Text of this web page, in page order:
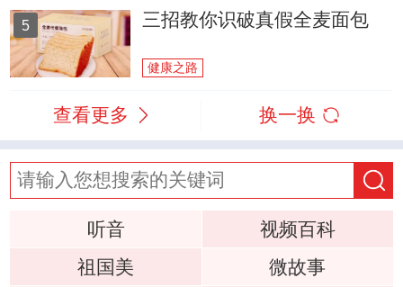
5 三招教你识破真假全麦面包
健康之路
查看更多 换一换
听音
视频百科
祖国美
微故事